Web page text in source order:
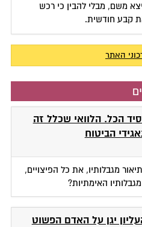
משם, מבלי להבין כי רכש
קבע חודשית.
האתר
הכל. הלוואי שכלל זה
הביטוח
מגבלותיו, את כל הפיצויים,
האימתיות?
יגן על האדם הפשוט